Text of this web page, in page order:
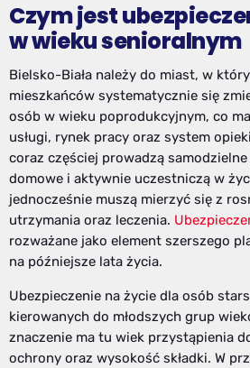
Czym jest
w wieku senioralnym
Bielsko-Biała należy do miast, w
mieszkańców systematycznie się
osób w wieku poprodukcyjnym, co
usługi, rynek pracy oraz system
coraz częściej prowadzą
domowe i aktywnie uczestniczą w
jednocześnie muszą mierzyć się z
utrzymania oraz leczenia.
rozważane jako element szerszego
na późniejsze lata życia.
Ubezpieczenie na życie dla osób
kierowanych do młodszych grup
znaczenie ma tu wiek przystąpienia
ochrony oraz wysokość składki. W